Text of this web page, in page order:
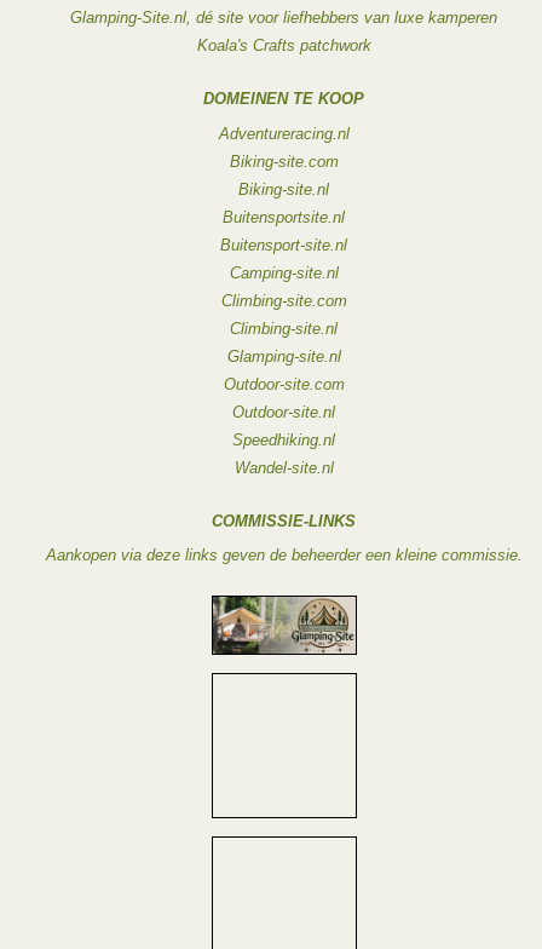
Glamping-Site.nl, dé site voor liefhebbers van luxe kamperen
Koala's Crafts patchwork
DOMEINEN TE KOOP
Adventureracing.nl
Biking-site.com
Biking-site.nl
Buitensportsite.nl
Buitensport-site.nl
Camping-site.nl
Climbing-site.com
Climbing-site.nl
Glamping-site.nl
Outdoor-site.com
Outdoor-site.nl
Speedhiking.nl
Wandel-site.nl
COMMISSIE-LINKS
Aankopen via deze links geven de beheerder een kleine commissie.